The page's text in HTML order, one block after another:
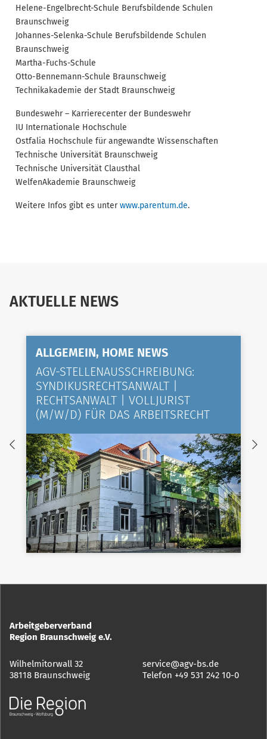
Helene-Engelbrecht-Schule Berufsbildende Schulen
Braunschweig
Johannes-Selenka-Schule Berufsbildende Schulen
Braunschweig
Martha-Fuchs-Schule
Otto-Bennemann-Schule Braunschweig
Technikakademie der Stadt Braunschweig
Bundeswehr – Karrierecenter der Bundeswehr
IU Internationale Hochschule
Ostfalia Hochschule für angewandte Wissenschaften
Technische Universität Braunschweig
Technische Universität Clausthal
WelfenAkademie Braunschweig
Weitere Infos gibt es unterwww.parentum.de.
AKTUELLE NEWS
ALLGEMEIN, HOME NEWS
AGV-STELLENAUSSCHREIBUNG:
SYNDIKUSRECHTSANWALT |
RECHTSANWALT | VOLLJURIST
(M/W/D) FÜR DAS ARBEITSRECHT
Arbeitgeberverband
Region Braunschweig e.V.
Wilhelmitorwall 32
38118 Braunschweig
service@agv-bs.de
Telefon +49 531 242 10-0